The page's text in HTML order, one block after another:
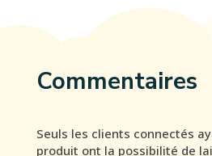
Commentaires
Seuls les clients connectés
produit ont la possibilité de